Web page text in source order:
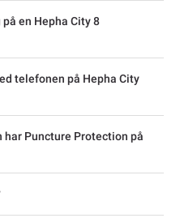
en Hepha City 8
telefonen på Hepha City
Puncture Protection på